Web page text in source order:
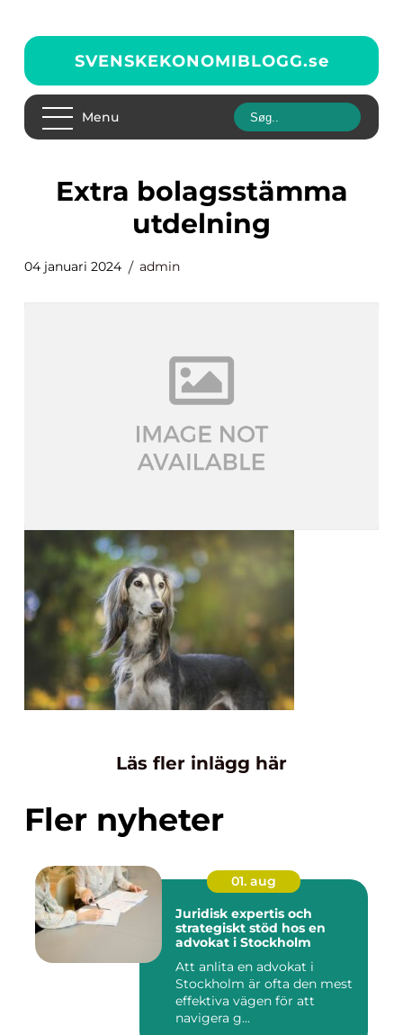
SVENSKEKONOMIBLOGG.se
Menu
extra bolagsstämma
utdelning
04 januari 2024 admin
Läs fler inlägg här
Fler nyheter
01. aug
Juridisk expertis och
strategiskt stöd hos en
advokat i Stockholm
Att anlita en advokat i
Stockholm är ofta den mest
effektiva vägen för att
navigera g...